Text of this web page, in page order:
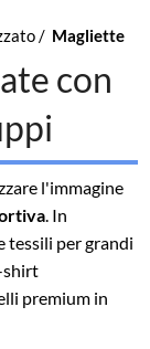
Magliette
con
l'immagine
. In
tessili per grandi
shirt
premium in